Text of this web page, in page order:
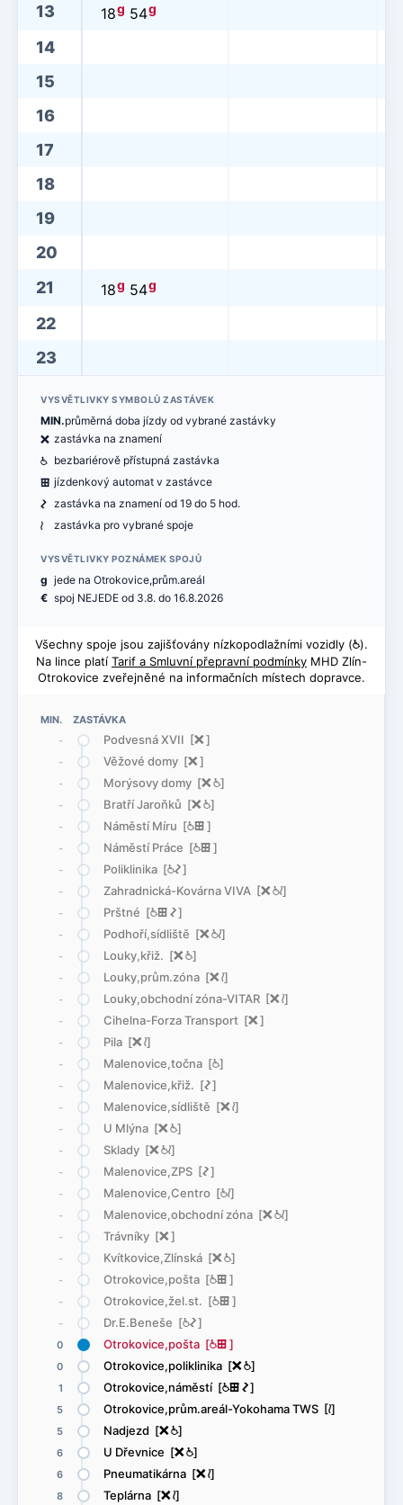
MIN. ZASTÁVKA
-
Podvesná XVII [ë]
- Věžové domy [ë]
- Morýsovy domy [ë@]
- Bratří Jaroňků [ë@]
- Náměstí Míru [@æ]
- Náměstí Práce [@æ]
- Poliklinika [@ó]
- Zahradnická-Kovárna VIVA [ë@<]
- Prštné [@æó]
- Podhoří,sídliště [ë@<]
- Louky,křiž. [ë@]
- Louky,prům.zóna [ë<]
- Louky,obchodní zóna-VITAR [ë<]
- Cihelna-Forza Transport [ë]
- Pila [ë<]
- Malenovice,točna [@]
- Malenovice,křiž. [ó]
- Malenovice,sídliště [ë<]
- U Mlýna [ë@]
- Sklady [ë@<]
- Malenovice,ZPS [ó]
- Malenovice,Centro [@<]
- Malenovice,obchodní zóna [ë@<]
- Trávníky [ë]
- Kvítkovice,Zlínská [ë@]
- Otrokovice,pošta [@æ]
- Otrokovice,žel.st. [@æ]
- Dr.E.Beneše [@ó]
0 Otrokovice,pošta [@æ]
0 Otrokovice,poliklinika [ë@]
1 Otrokovice,náměstí [@æó]
5 Otrokovice,prům.areál-Yokohama TWS [<]
5 Nadjezd [ë@]
6 U Dřevnice [ë@]
6 Pneumatikárna [ë<]
8 Teplárna [ë<]
13
18g 54g
14
15
16
17
18
19
20
21
18g 54g
22
23
VYSVĚTLIVKY SYMBOLŮ ZASTÁVEK
MIN.průměrná doba jízdy od vybrané zastávky
ë zastávka na znamení
@ bezbariérově přístupná zastávka
æ jízdenkový automat v zastávce
ó zastávka na znamení od 19 do 5 hod.
< zastávka pro vybrané spoje
VYSVĚTLIVKY POZNÁMEK SPOJŮ
g jede na Otrokovice,prům.areál
€ spoj NEJEDE od 3.8. do 16.8.2026
Všechny spoje jsou zajišťovány nízkopodlažními vozidly (@).
Na lince platí Tarif a Smluvní přepravní podmínky MHD Zlín-
Otrokovice zveřejněné na informačních místech dopravce.